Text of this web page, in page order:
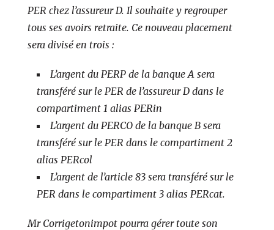
PER chez l’assureur D. Il souhaite y regrouper
tous ses avoirs retraite. Ce nouveau placement
sera divisé en trois :
L’argent du PERP de la banque A sera
transféré sur le PER de l’assureur D dans le
compartiment 1 alias PERin
L’argent du PERCO de la banque B sera
transféré sur le PER dans le compartiment 2
alias PERcol
L’argent de l’article 83 sera transféré sur le
PER dans le compartiment 3 alias PERcat.
Mr Corrigetonimpot pourra gérer toute son